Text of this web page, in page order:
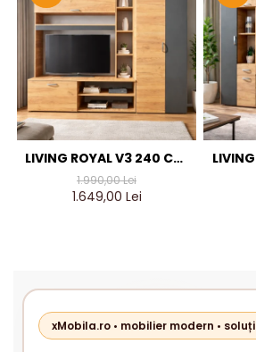
LIVING ROYAL V3 240 CM,
STEJAR AURIU & GRI
ANTRACIT – MOBILIER
1.990,00 Lei
1.649,00 Lei
xMobila.ro • mobilier modern •